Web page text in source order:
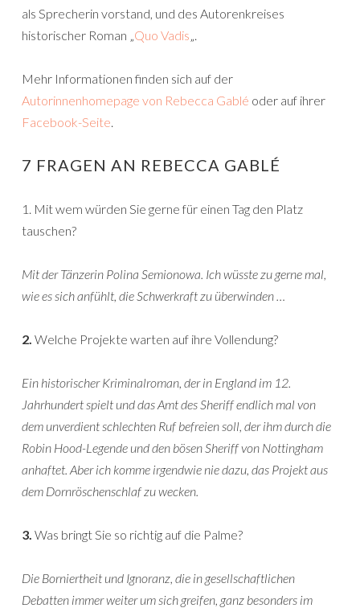
als Sprecherin vorstand, und des Autorenkreises
historischer Roman „Quo Vadis„.
Mehr Informationen finden sich auf der
Autorinnenhomepage von Rebecca Gablé oder auf ihrer
Facebook-Seite.
7 FRAGEN AN REBECCA GABLÉ
1. Mit wem würden Sie gerne für einen Tag den Platz
tauschen?
Mit der Tänzerin Polina Semionowa. Ich wüsste zu gerne mal,
wie es sich anfühlt, die Schwerkraft zu überwinden …
2. Welche Projekte warten auf ihre Vollendung?
Ein historischer Kriminalroman, der in England im 12.
Jahrhundert spielt und das Amt des Sheriff endlich mal von
dem unverdient schlechten Ruf befreien soll, der ihm durch die
Robin Hood-Legende und den bösen Sheriff von Nottingham
anhaftet. Aber ich komme irgendwie nie dazu, das Projekt aus
dem Dornröschenschlaf zu wecken.
3. Was bringt Sie so richtig auf die Palme?
Die Borniertheit und Ignoranz, die in gesellschaftlichen
Debatten immer weiter um sich greifen, ganz besonders im